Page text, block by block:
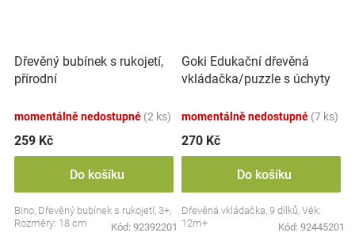
Dřevěný bubínek s rukojetí,
přírodní
momentálně nedostupné (2 ks)
259 Kč
Do košíku
Bino, Dřevěný bubínek s rukojetí, 3+,
Rozměry: 18 cm
Kód: 92392201
Goki Edukační dřevěná
vkládačka/puzzle s úchyty
momentálně nedostupné (7 ks)
270 Kč
Do košíku
Dřevěná vkládačka, 9 dílků, Věk:
12m+
Kód: 92445201